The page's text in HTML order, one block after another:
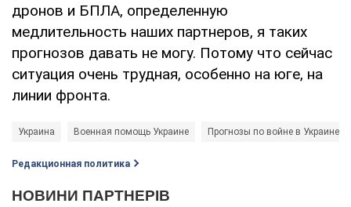
дронов и БПЛА, определенную
медлительность наших партнеров, я таких
прогнозов давать не могу. Потому что сейчас
ситуация очень трудная, особенно на юге, на
линии фронта.
Украина Военная помощь Украине Прогнозы по войне в Украине
Редакционная политика